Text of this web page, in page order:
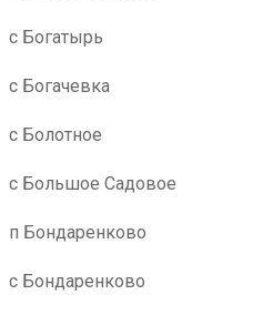
с Богатырь
с Богачевка
с Болотное
с Большое Садовое
п Бондаренково
с Бондаренково